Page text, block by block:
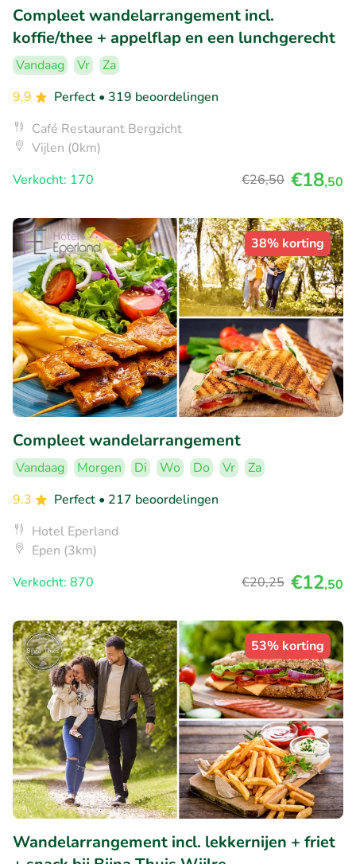
Compleet wandelarrangement incl.
koffie/thee + appelflap en een lunchgerecht
Vandaag Vr
Za
9.9
Perfect • 319 beoordelingen
Café Restaurant Bergzicht
Vijlen (0km)
Verkocht: 170
€26,50 €18,50
38% korting
Compleet wandelarrangement
Vandaag Morgen Di Wo Do Vr
Za
9.3
Perfect • 217 beoordelingen
Hotel Eperland
Epen (3km)
Verkocht: 870
€20,25 €12,50
53% korting
Wandelarrangement incl. lekkernijen + friet